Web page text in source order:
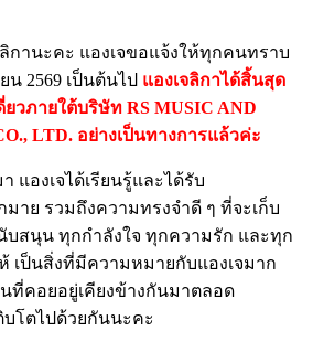
กานะคะ แองเจขอแจ้งให้ทุกคนทราบ
2569 เป็นต้นไป แองเจลิกาได้สิ้นสุด
วภายใต้บริษัท RS MUSIC AND
LTD. อย่างเป็นทางการแล้วค่ะ
แองเจได้เรียนรู้และได้รับ
าย รวมถึงความทรงจำดี ๆ ที่จะเก็บ
บสนุน ทุกกำลังใจ ทุกความรัก และทุก
ป็นสิ่งที่มีความหมายกับแองเจมาก
ที่คอยอยู่เคียงข้างกันมาตลอด
โตไปด้วยกันนะคะ